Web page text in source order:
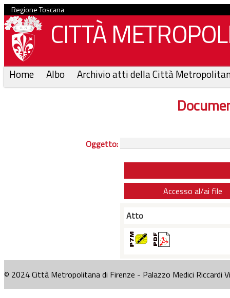
Regione Toscana
CITTÀ
Home Albo Archivio atti della Città
Oggetto:
Accesso al/ai file
Atto
© 2024 Città Metropolitana di Firenze - Palazzo Medici Riccardi